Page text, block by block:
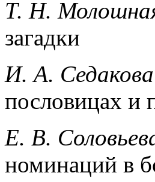
Т. Н.
загадки
И. А.
пословицах и
Е. В.
номинаций в